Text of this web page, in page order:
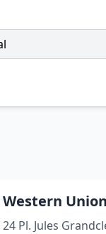
Western Union
24 Pl. Jules